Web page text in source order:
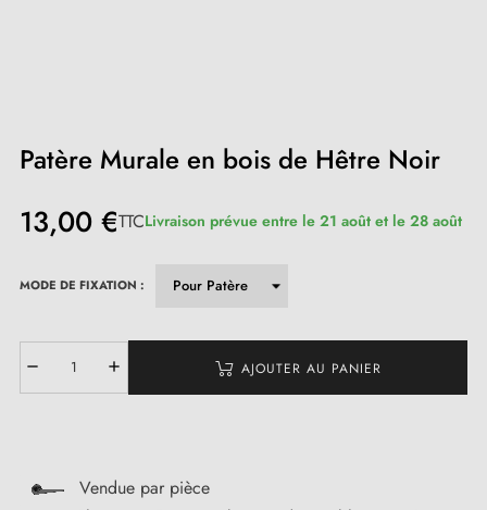
Patère Murale en bois de Hêtre Noir
13,00 €TTCLivraison prévue entre le 21 août et le 28 août
MODE DE FIXATION :
AJOUTER AU PANIER
Vendue par pièce